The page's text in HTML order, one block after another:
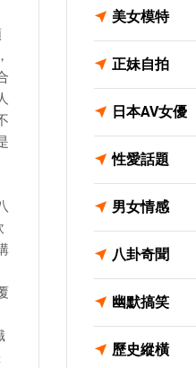
美女模特
正妹自拍
日本AV女優
性愛話題
男女情感
八卦奇聞
幽默搞笑
歷史縱橫